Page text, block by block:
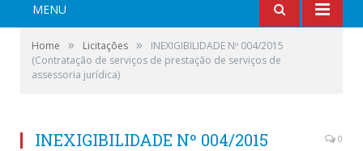
MENU
Home » Licitações »
INEXIGIBILIDADE Nº 004/2015
(Contratação de serviços de prestação de serviços de
assessoria jurídica)
INEXIGIBILIDADE Nº 004/2015
0